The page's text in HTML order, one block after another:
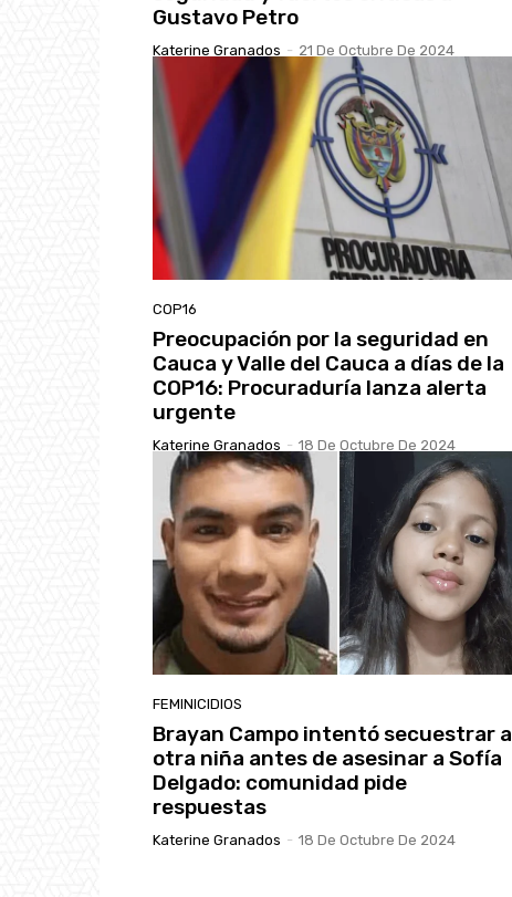
Gustavo Petro
Katerine Granados - 21 De Octubre De 2024
COP16
Preocupación por la seguridad en
Cauca y Valle del Cauca a días de la
COP16: Procuraduría lanza alerta
urgente
Katerine Granados - 18 De Octubre De 2024
FEMINICIDIOS
Brayan Campo intentó secuestrar a
otra niña antes de asesinar a Sofía
Delgado: comunidad pide
respuestas
Katerine Granados - 18 De Octubre De 2024